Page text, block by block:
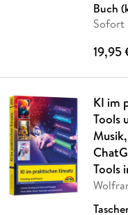
Buch
Sofort
19,95
KI im
Tools
Tools